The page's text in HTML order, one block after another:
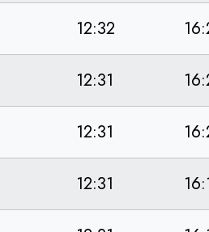
12:32
12:31
12:31
12:31